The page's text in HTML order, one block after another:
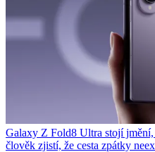
Galaxy Z Fold8 Ultra stojí
člověk zjistí, že cesta zpátky